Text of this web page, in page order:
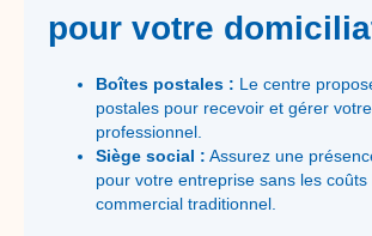
pour votre
Boîtes postales : Le centre
postales pour recevoir et gérer
professionnel.
Siège social : Assurez une
pour votre entreprise sans les
commercial traditionnel.